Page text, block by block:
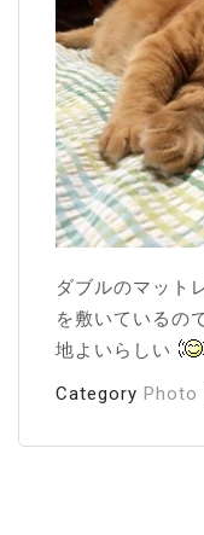
ダブルのマット
を敷いているの
地よいらしい
Category Photo